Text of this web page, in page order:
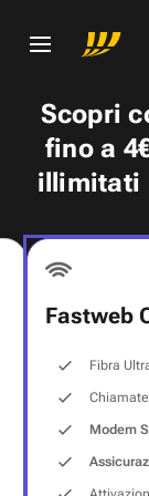
Scopri
fino a
illimitati
Fastweb
Fibra
Modem